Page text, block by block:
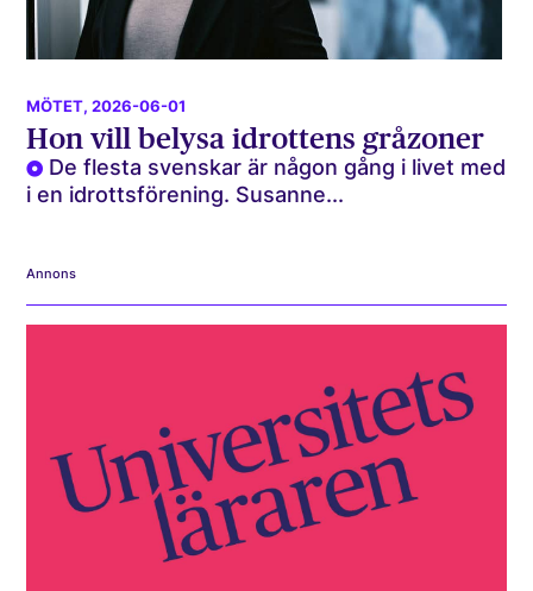
MÖTET, 2026-06-01
Hon vill belysa idrottens gråzoner
De flesta svenskar är någon gång i livet med
i en idrottsförening. Susanne...
Annons